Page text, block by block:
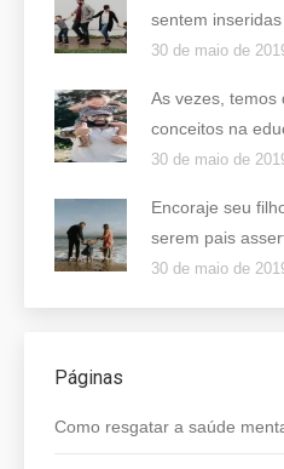
sentem
30 de maio de
As vezes, temos
conceitos na
30 de maio de
Encoraje seu
serem pais
30 de maio de
Páginas
Como resgatar a saúde